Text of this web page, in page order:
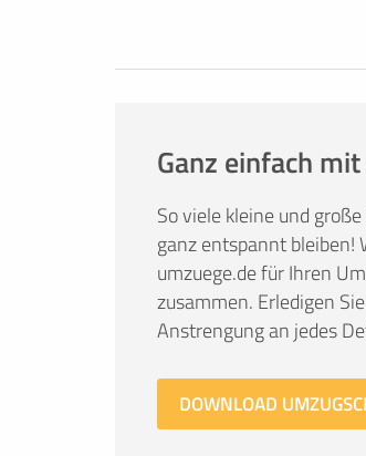
Ganz einfach
So viele kleine und
ganz entspannt bleiben!
umzuege.de für Ihren
zusammen. Erledigen
Anstrengung an jedes
DOWNLOAD